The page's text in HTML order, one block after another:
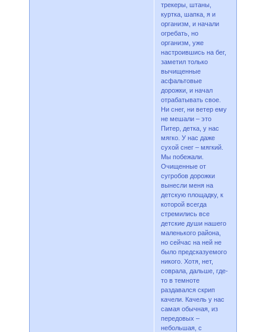
трекеры, штаны,
куртка, шапка, я и
организм, и начали
огребать, но
организм, уже
настроившись на бег,
заметил только
вычищенные
асфальтовые
дорожки, и начал
отрабатывать свое.
Ни снег, ни ветер ему
не мешали – это
Питер, детка, у нас
мягко. У нас даже
сухой снег – мягкий.
Мы побежали.
Очищенные от
сугробов дорожки
вынесли меня на
детскую площадку, к
которой всегда
стремились все
детские души нашего
маленького района,
но сейчас на ней не
было предсказуемого
никого. Хотя, нет,
соврала, дальше, где-
то в темноте
раздавался скрип
качели. Качель у нас
самая обычная, из
передовых –
небольшая, с